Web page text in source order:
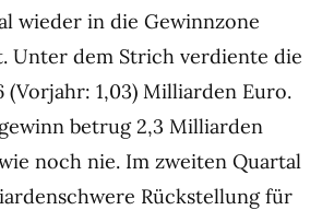
wieder in die Gewinnzone
Unter dem Strich verdiente die
(Vorjahr: 1,03) Milliarden Euro.
betrug 2,3 Milliarden
noch nie. Im zweiten Quartal
Rückstellung für